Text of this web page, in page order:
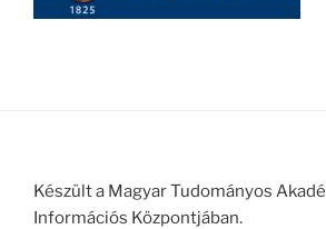
Készült a Magyar Tudományos
Információs Központjában.